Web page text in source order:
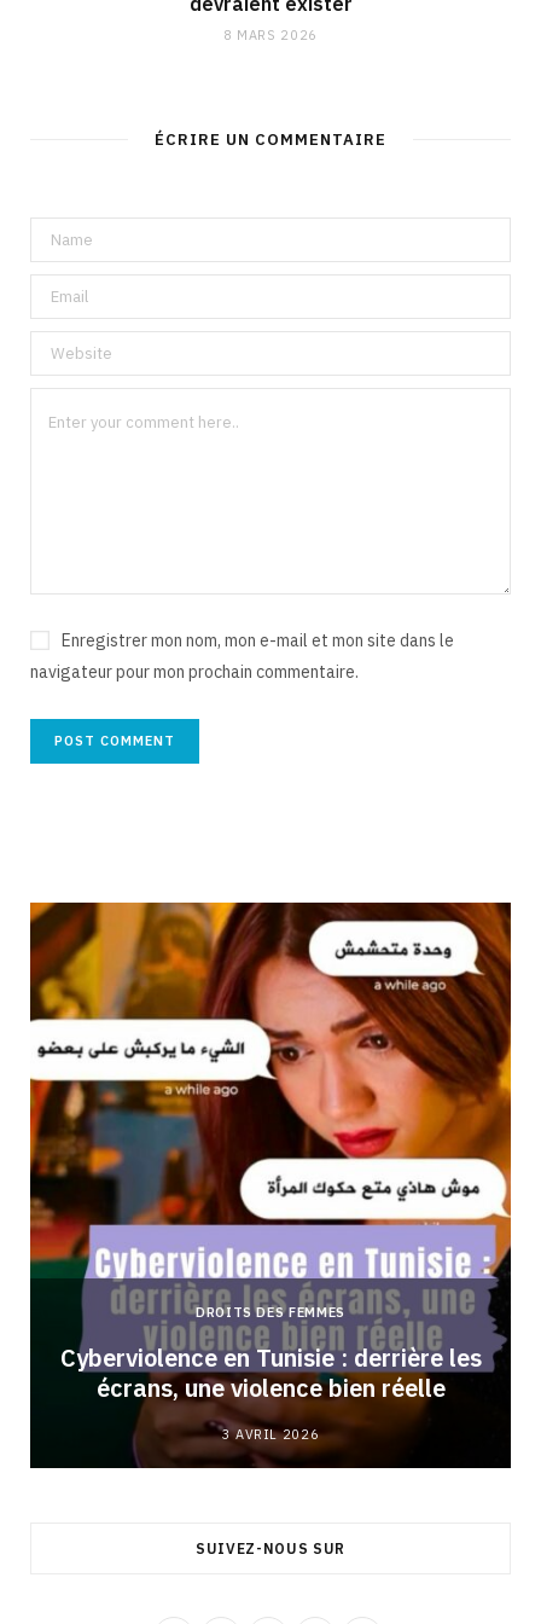
8 MARS 2026
ÉCRIRE UN COMMENTAIRE
Enregistrer mon nom, mon e-mail et mon site dans le
navigateur pour mon prochain commentaire.
DROITS DES FEMMES
Cyberviolence en Tunisie : derrière les
écrans, une violence bien réelle
3 AVRIL 2026
SUIVEZ-NOUS SUR